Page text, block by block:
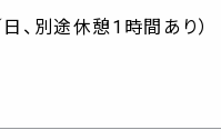
、別途休憩1時間あり）